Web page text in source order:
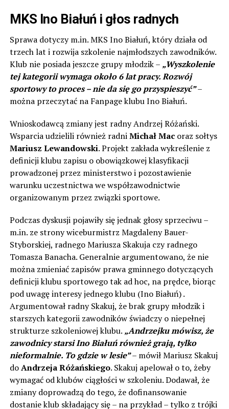
MKS Ino Białuń i głos radnych
Sprawa dotyczy m.in. MKS Ino Białuń, który działa od
trzech lat i rozwija szkolenie najmłodszych zawodników.
Klub nie posiada jeszcze grupy młodzik – „Wyszkolenie
tej kategorii wymaga około 6 lat pracy. Rozwój
sportowy to proces – nie da się go przyspieszyć”–
można przeczytać na Fanpage klubu Ino Białuń.
Wnioskodawcą zmiany jest radny Andrzej Różański.
Wsparcia udzielili również radniMichał Macoraz sołtys
Mariusz Lewandowski. Projekt zakłada wykreślenie z
definicji klubu zapisu o obowiązkowej klasyfikacji
prowadzonej przez ministerstwo i pozostawienie
warunku uczestnictwa we współzawodnictwie
organizowanym przez związki sportowe.
Podczas dyskusji pojawiły się jednak głosy sprzeciwu –
m.in. ze strony wiceburmistrz Magdaleny Bauer-
Styborskiej, radnego Mariusza Skakuja czy radnego
Tomasza Banacha. Generalnie argumentowano, że nie
można zmieniać zapisów prawa gminnego dotyczących
definicji klubu sportowego tak ad hoc, na prędce, biorąc
pod uwagę interesy jednego klubu (Ino Białuń) .
Argumentował radny Skakuj, że brak grupy młodzik i
starszych kategorii zawodników świadczy o niepełnej
strukturze szkoleniowej klubu. „Andrzejku mówisz, że
zawodnicy starsi Ino Białuń również grają, tylko
nieformalnie. To gdzie w lesie”– mówił Mariusz Skakuj
doAndrzeja Różańskiego. Skakuj apelował o to, żeby
wymagać od klubów ciągłości w szkoleniu. Dodawał, że
zmiany doprowadzą do tego, że dofinansowanie
dostanie klub składający się – na przykład – tylko z trójki